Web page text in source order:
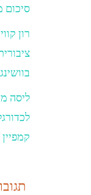
סיכום
רון
ליסה